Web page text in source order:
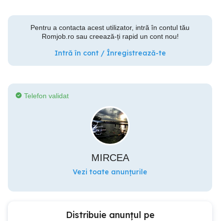
Pentru a contacta acest utilizator, intră în contul tău
Romjob.ro sau creează-ți rapid un cont nou!
Intră în cont / Înregistrează-te
Telefon validat
MIRCEA
Vezi toate anunțurile
Distribuie anunțul pe